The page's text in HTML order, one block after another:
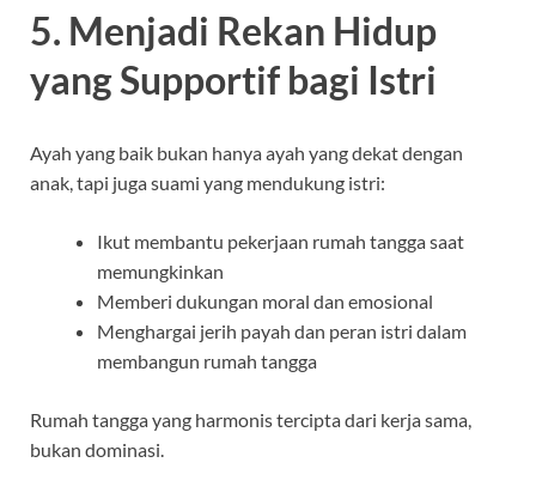
5. Menjadi Rekan Hidup
yang Supportif bagi Istri
Ayah yang baik bukan hanya ayah yang dekat dengan
anak, tapi juga suami yang mendukung istri:
Ikut membantu pekerjaan rumah tangga saat
memungkinkan
Memberi dukungan moral dan emosional
Menghargai jerih payah dan peran istri dalam
membangun rumah tangga
Rumah tangga yang harmonis tercipta dari kerja sama,
bukan dominasi.